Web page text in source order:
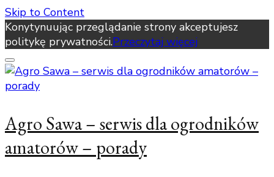
Skip to Content
Konytynuując przeglądanie strony akceptujesz
politykę prywatności.Przeczytaj więcej
Agro Sawa – serwis dla ogrodników
amatorów – porady